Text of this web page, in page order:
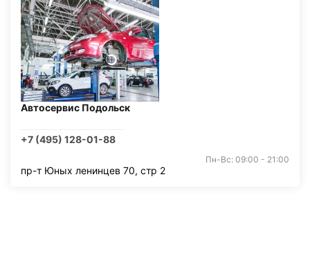
Автосервис Подольск
+7 (495) 128-01-88
Пн-Вс: 09:00 - 21:00
пр-т Юных ленинцев 70, стр 2